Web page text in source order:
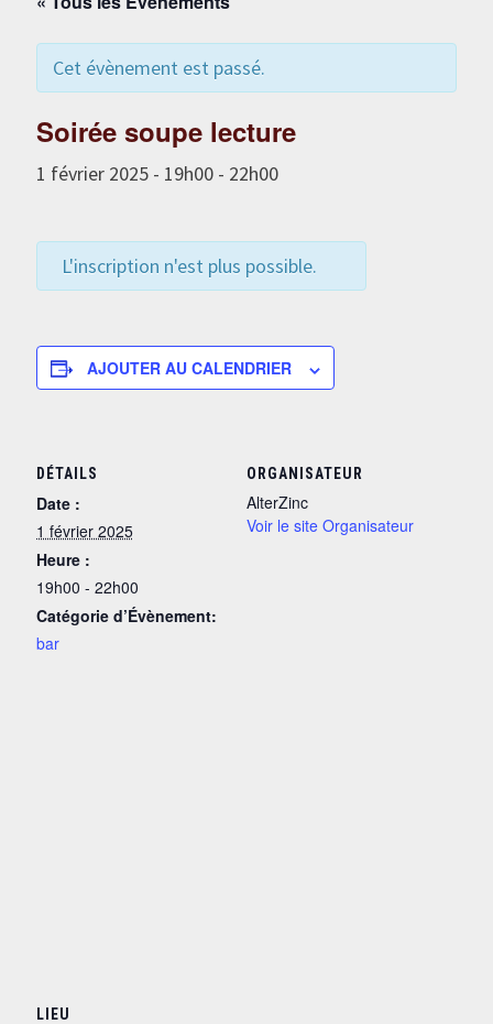
Cet évènement est passé.
Soirée soupe lecture
1 février 2025 - 19h00- 22h00
L'inscription n'est plus possible.
AJOUTER AU CALENDRIER
DÉTAILS
Date :
1 février 2025
Heure :
19h00 - 22h00
Catégorie d’Évènement:
bar
ORGANISATEUR
AlterZinc
Voir le site Organisateur
LIEU